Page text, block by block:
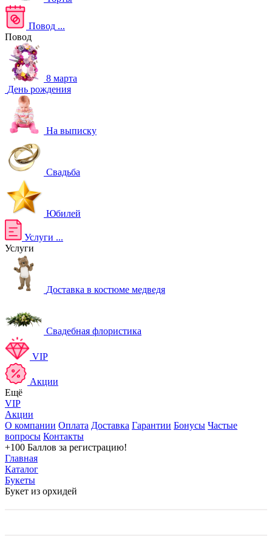
Повод ...
Повод
8 марта
День рождения
На выписку
Свадьба
Юбилей
Услуги ...
Услуги
Доставка в костюме медведя
Свадебная флористика
VIP
Акции
Ещё
VIP
Акции
О компании Оплата Доставка Гарантии Бонусы Частые
вопросы Контакты
+100 Баллов за регистрацию!
Главная
Каталог
Букеты
Букет из орхидей